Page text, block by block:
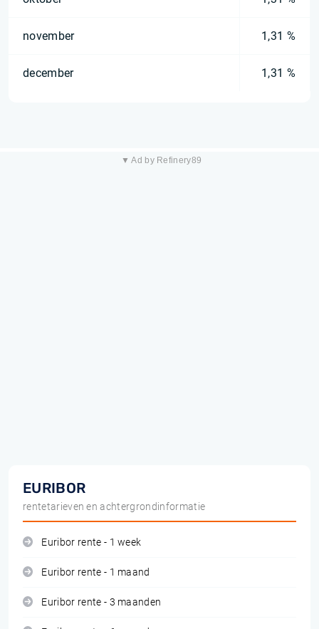
november 1,31 %
december 1,31 %
▼ Ad by Refinery89
EURIBOR
rentetarieven en achtergrondinformatie
Euribor rente - 1 week
Euribor rente - 1 maand
Euribor rente - 3 maanden